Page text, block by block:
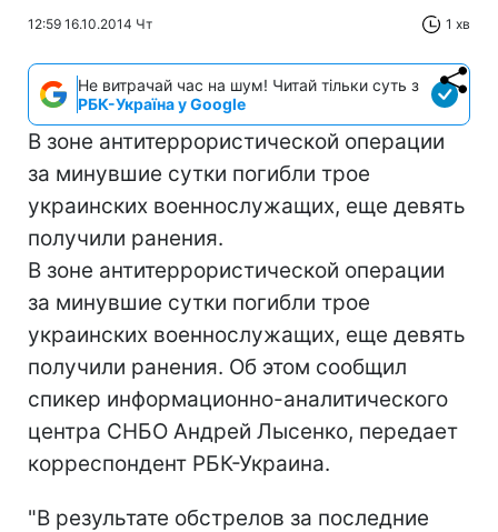
12:59 16.10.2014 Чт 1 хв
Не витрачай час на шум! Читай тільки суть з
РБК-Україна у Google
В зоне антитеррористической операции
за минувшие сутки погибли трое
украинских военнослужащих, еще девять
получили ранения.
В зоне антитеррористической операции
за минувшие сутки погибли трое
украинских военнослужащих, еще девять
получили ранения. Об этом сообщил
спикер информационно-аналитического
центра СНБО Андрей Лысенко, передает
корреспондент РБК-Украина.
"В результате обстрелов за последние